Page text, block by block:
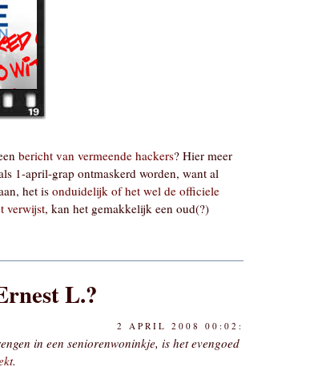
bericht van vermeende hackers? Hier meer
1-april-grap ontmaskerd worden, want al
het isonduidelijk of het wel de officiele
verwijst, kan het gemakkelijk een oud(?)
L.?
2 APRIL 2008 00:02:
in een seniorenwoninkje, is het evengoed
.